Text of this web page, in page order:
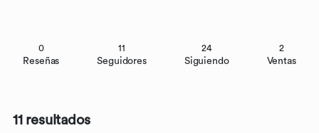
0
Reseñas
11
Seguidores
24
Siguiendo
2
Ventas
11 resultados